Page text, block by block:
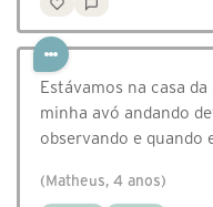
Estávamos na casa
minha avó andando
observando e quando
(Matheus, 4 anos)